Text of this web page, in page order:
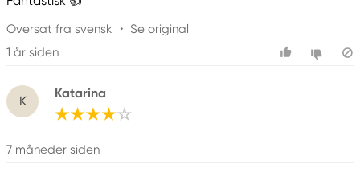
Oversat fra svensk • Se original
1 år siden
K
Katarina
7 måneder siden